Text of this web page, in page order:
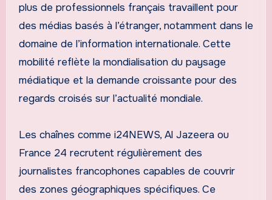
plus de professionnels français travaillent pour
des médias basés à l’étranger, notamment dans le
domaine de l’information internationale. Cette
mobilité reflète la mondialisation du paysage
médiatique et la demande croissante pour des
regards croisés sur l’actualité mondiale.
Les chaînes comme i24NEWS, Al Jazeera ou
France 24 recrutent régulièrement des
journalistes francophones capables de couvrir
des zones géographiques spécifiques. Ce